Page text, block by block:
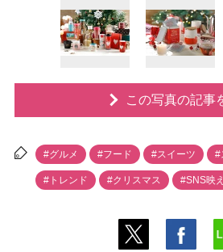
この写真の記事
#グルメ #フード #スイーツ #
#トレンド #クリスマス #SNS映え